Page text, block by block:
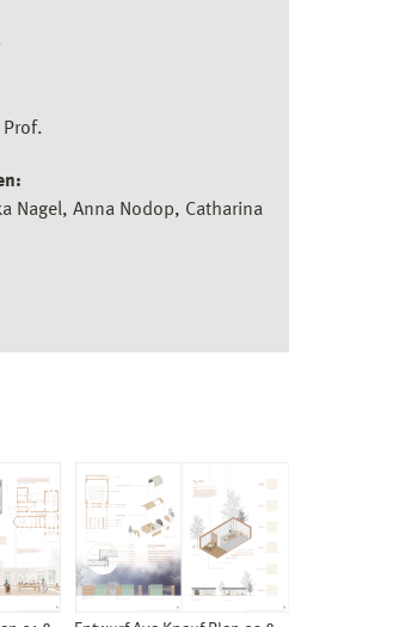
Nagel, Anna Nodop, Catharina